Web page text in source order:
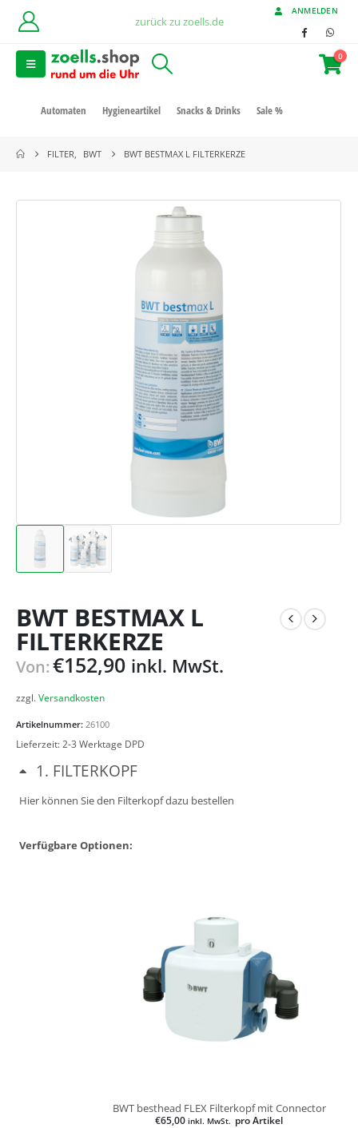
zurück zu zoells.de
ANMELDEN
0
Automaten Hygieneartikel Snacks & Drinks Sale %
FILTER, BWT BWT BESTMAX L FILTERKERZE
BWT BESTMAX L
FILTERKERZE
Von:€152,90 inkl. MwSt.
zzgl.Versandkosten
Artikelnummer: 26100
Lieferzeit: 2-3 Werktage DPD
1 FILTERKOPF
Hier können Sie den Filterkopf dazu bestellen
Verfügbare Optionen:
BWT besthead FLEX Filterkopf mit Connector
€65,00 inkl. MwSt. pro Artikel